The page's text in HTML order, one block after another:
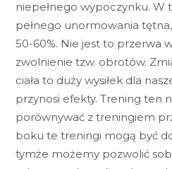
niepełnego wypoczynku. W
pełnego unormowania
50-60%. Nie jest to przerwa
zwolnienie tzw. obrotów.
ciała to duży wysiłek dla
przynosi efekty. Trening ten
porównywać z treningiem
boku te treningi mogą być
tymże możemy pozwolić